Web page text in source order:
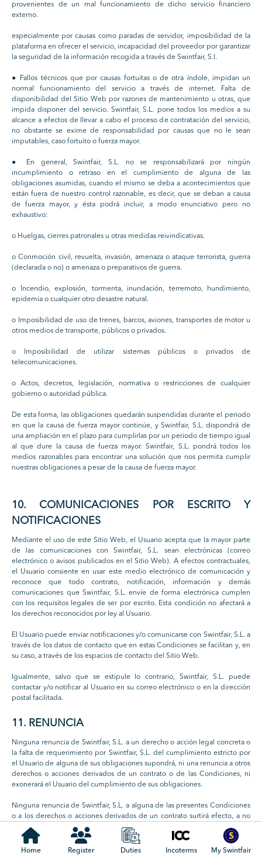
Home Register Duties Incoterms My Swintfair
provenientes de un mal funcionamiento de dicho servicio financiero
externo.
especialmente por causas como paradas de servidor, imposibilidad de la
plataforma en ofrecer el servicio, incapacidad del proveedor por garantizar
la seguridad de la información recogida a través de Swintfair, S.l.
● Fallos técnicos que por causas fortuitas o de otra índole, impidan un
normal funcionamiento del servicio a través de internet. Falta de
disponibilidad del Sitio Web por razones de mantenimiento u otras, que
impida disponer del servicio. Swintfair, S.L. pone todos los medios a su
alcance a efectos de llevar a cabo el proceso de contratación del servicio,
no obstante se exime de responsabilidad por causas que no le sean
imputables, caso fortuito o fuerza mayor.
● En general, Swintfair, S.L. no se responsabilizará por ningún
incumplimiento o retraso en el cumplimiento de alguna de las
obligaciones asumidas, cuando el mismo se deba a acontecimientos que
están fuera de nuestro control razonable, es decir, que se deban a causa
de fuerza mayor, y ésta podrá incluir, a modo enunciativo pero no
exhaustivo:
o Huelgas, cierres patronales u otras medidas reivindicativas.
o Conmoción civil, revuelta, invasión, amenaza o ataque terrorista, guerra
(declarada o no) o amenaza o preparativos de guerra.
o Incendio, explosión, tormenta, inundación, terremoto, hundimiento,
epidemia o cualquier otro desastre natural.
o Imposibilidad de uso de trenes, barcos, aviones, transportes de motor u
otros medios de transporte, públicos o privados.
o Imposibilidad de utilizar sistemas públicos o privados de
telecomunicaciones.
o Actos, decretos, legislación, normativa o restricciones de cualquier
gobierno o autoridad pública.
De esta forma, las obligaciones quedarán suspendidas durante el periodo
en que la causa de fuerza mayor continúe, y Swintfair, S.L. dispondrá de
una ampliación en el plazo para cumplirlas por un periodo de tiempo igual
al que dure la causa de fuerza mayor. Swintfair, S.L. pondrá todos los
medios razonables para encontrar una solución que nos permita cumplir
nuestras obligaciones a pesar de la causa de fuerza mayor.
10. COMUNICACIONES POR ESCRITO Y
NOTIFICACIONES
Mediante el uso de este Sitio Web, el Usuario acepta que la mayor parte
de las comunicaciones con Swintfair, S.L. sean electrónicas (correo
electrónico o avisos publicados en el Sitio Web). A efectos contractuales,
el Usuario consiente en usar este medio electrónico de comunicación y
reconoce que todo contrato, notificación, información y demás
comunicaciones que Swintfair, S.L. envíe de forma electrónica cumplen
con los requisitos legales de ser por escrito. Esta condición no afectará a
los derechos reconocidos por ley al Usuario.
El Usuario puede enviar notificaciones y/o comunicarse con Swintfair, S.L. a
través de los datos de contacto que en estas Condiciones se facilitan y, en
su caso, a través de los espacios de contacto del Sitio Web.
Igualmente, salvo que se estipule lo contrario, Swintfair, S.L. puede
contactar y/o notificar al Usuario en su correo electrónico o en la dirección
postal facilitada.
11. RENUNCIA
Ninguna renuncia de Swintfair, S.L. a un derecho o acción legal concreta o
la falta de requerimiento por Swintfair, S.L. del cumplimiento estricto por
el Usuario de alguna de sus obligaciones supondrá, ni una renuncia a otros
derechos o acciones derivados de un contrato o de las Condiciones, ni
exonerará el Usuario del cumplimiento de sus obligaciones.
Ninguna renuncia de Swintfair, S.L. a alguna de las presentes Condiciones
o a los derechos o acciones derivados de un contrato surtirá efecto, a no
ser que se establezca expresamente que es una renuncia y se formalice y
se le comunique al Usuario por escrito